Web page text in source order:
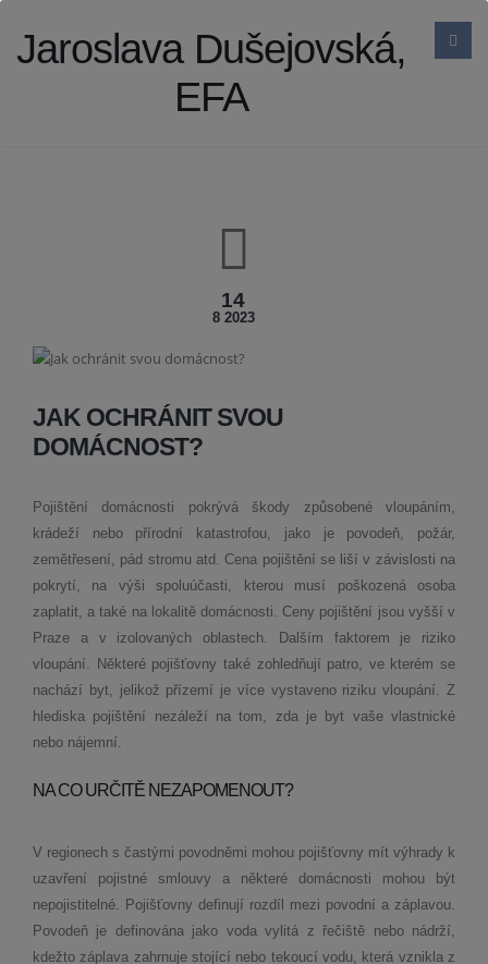
Jaroslava Dušejovská,
EFA
14
8 2023
JAK OCHRÁNIT SVOU
DOMÁCNOST?
Pojištění domácnosti pokrývá škody způsobené vloupáním,
krádeží nebo přírodní katastrofou, jako je povodeň, požár,
zemětřesení, pád stromu atd. Cena pojištění se liší v závislosti na
pokrytí, na výši spoluúčasti, kterou musí poškozená osoba
zaplatit, a také na lokalitě domácnosti. Ceny pojištění jsou vyšší v
Praze a v izolovaných oblastech. Dalším faktorem je riziko
vloupání. Některé pojišťovny také zohledňují patro, ve kterém se
nachází byt, jelikož přízemí je více vystaveno riziku vloupání. Z
hlediska pojištění nezáleží na tom, zda je byt vaše vlastnické
nebo nájemní.
NA CO URČITĚ NEZAPOMENOUT?
V regionech s častými povodněmi mohou pojišťovny mít výhrady k
uzavření pojistné smlouvy a některé domácnosti mohou být
nepojistitelné. Pojišťovny definují rozdíl mezi povodní a záplavou.
Povodeň je definována jako voda vylitá z řečiště nebo nádrží,
kdežto záplava zahrnuje stojící nebo tekoucí vodu, která vznikla z